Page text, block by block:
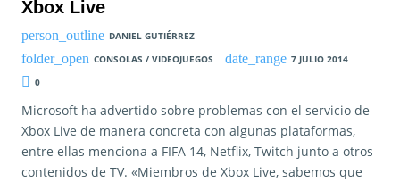
Xbox Live
DANIEL GUTIÉRREZ
CONSOLAS / VIDEOJUEGOS
7 JULIO 2014
0
Microsoft ha advertido sobre problemas con el servicio de
Xbox Live de manera concreta con algunas plataformas,
entre ellas menciona a FIFA 14, Netflix, Twitch junto a otros
contenidos de TV. «Miembros de Xbox Live, sabemos que